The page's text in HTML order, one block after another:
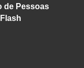
de Pessoas